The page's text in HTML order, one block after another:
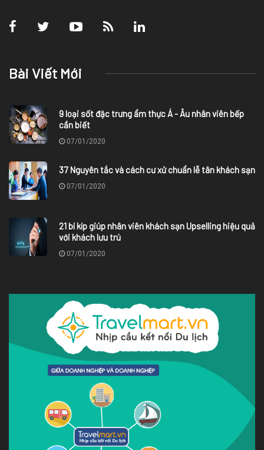
Bài Viết Mới
9 loại sốt đặc trưng ẩm thực Á - Âu nhân viên bếp
cần biết
07/01/2020
37 Nguyên tắc và cách cư xử chuẩn lễ tân khách sạn
07/01/2020
21 bí kíp giúp nhân viên khách sạn Upselling hiệu quả
với khách lưu trú
07/01/2020